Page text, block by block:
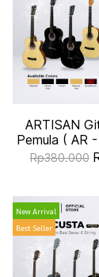
ARTISAN
Pemula ( AR
Rp380.000
New Arrival
Best Seller